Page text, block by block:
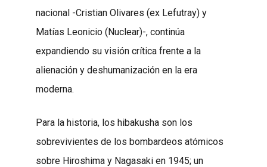
nacional -Cristian Olivares (ex Lefutray) y
Matías Leonicio (Nuclear)-, continúa
expandiendo su visión crítica frente a la
alienación y deshumanización en la era
moderna.
Para la historia, los hibakusha son los
sobrevivientes de los bombardeos atómicos
sobre Hiroshima y Nagasaki en 1945; un